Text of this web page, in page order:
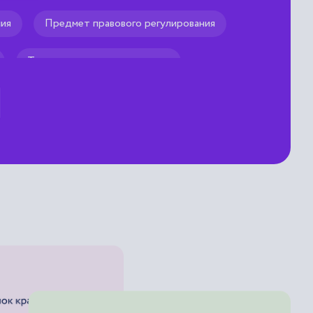
Предмет правового регулирования
Тип правового регулирования